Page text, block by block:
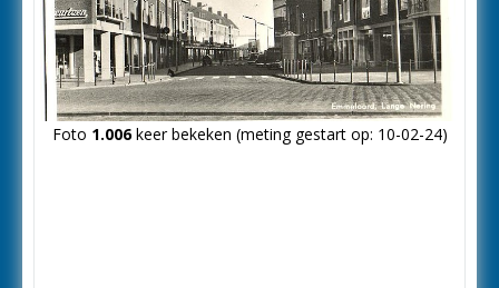
Foto 1.006keer bekeken (meting gestart op: 10-02-24)